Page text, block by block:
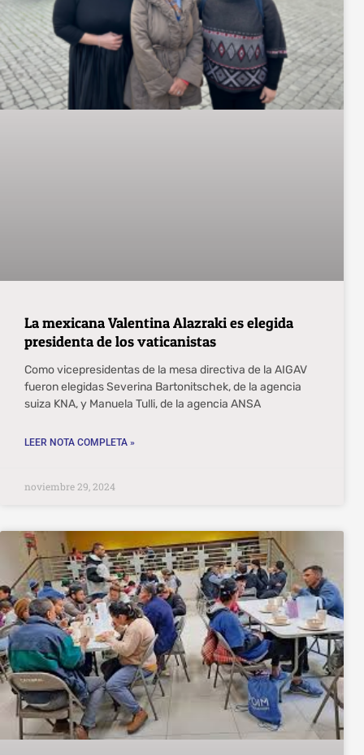
La mexicana Valentina Alazraki es elegida
presidenta de los vaticanistas
Como vicepresidentas de la mesa directiva de la AIGAV
fueron elegidas Severina Bartonitschek, de la agencia
suiza KNA, y Manuela Tulli, de la agencia ANSA
LEER NOTA COMPLETA »
noviembre 29, 2024